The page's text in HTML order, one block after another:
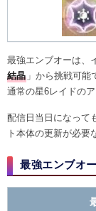
最強エンブオーは、
結晶 」から挑戦可能
通常の星6レイドの
配信日当日になって
ト本体の更新が必要
最強エンブオ